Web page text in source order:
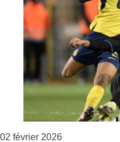
02 février 2026Consulter